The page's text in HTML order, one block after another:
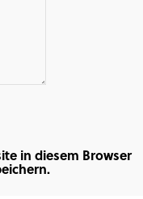
in diesem Browser